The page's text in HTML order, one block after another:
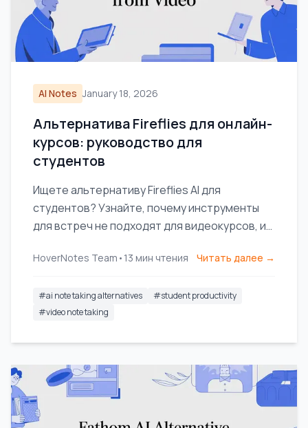
AI Notes January 18, 2026
Альтернатива Fireflies для онлайн-
курсов: руководство для
студентов
Ищете альтернативу Fireflies AI для
студентов? Узнайте, почему инструменты
для встреч не подходят для видеокурсов, и
специально для обучения.
HoverNotes Team • 13 мин чтения Читать далее →
#ai note taking alternatives #student productivity
#video note taking